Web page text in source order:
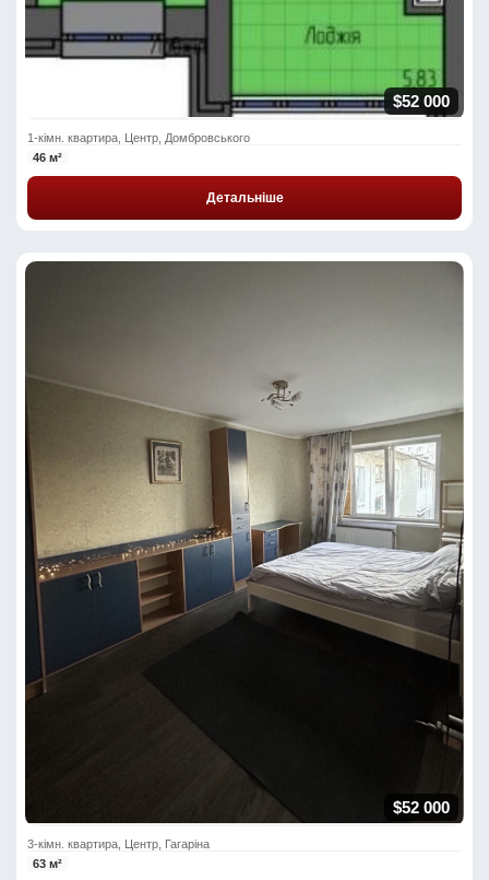
$52 000
1-кімн. квартира, Центр, Домбровського
46 м²
Детальніше
$52 000
3-кімн. квартира, Центр, Гагаріна
63 м²